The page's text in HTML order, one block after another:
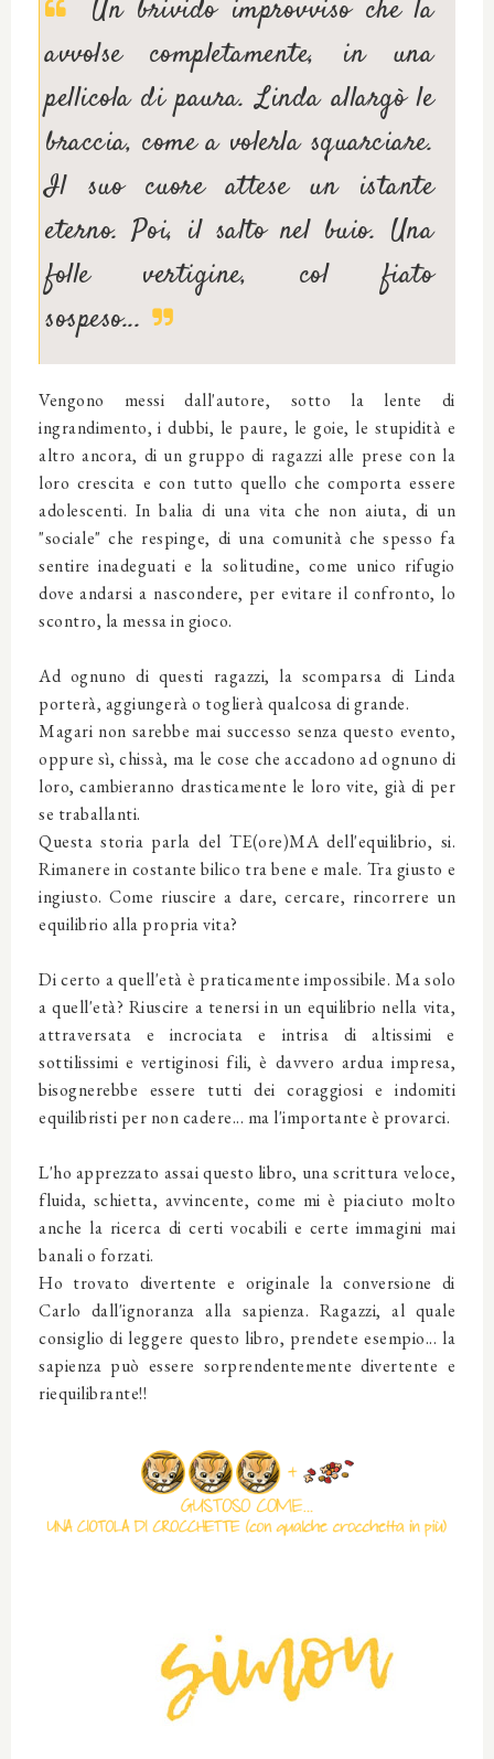
Un brivido improvviso che la
avvolse completamente, in una
pellicola di paura. Linda allargò le
braccia, come a volerla squarciare.
Il suo cuore attese un istante
eterno. Poi, il salto nel buio. Una
folle vertigine, col fiato
sospeso...
Vengono messi dall'autore, sotto la lente di
ingrandimento, i dubbi, le paure, le goie, le stupidità e
altro ancora, di un gruppo di ragazzi alle prese con la
loro crescita e con tutto quello che comporta essere
adolescenti. In balia di una vita che non aiuta, di un
"sociale" che respinge, di una comunità che spesso fa
sentire inadeguati e la solitudine, come unico rifugio
dove andarsi a nascondere, per evitare il confronto, lo
scontro, la messa in gioco.
Ad ognuno di questi ragazzi, la scomparsa di Linda
porterà, aggiungerà o toglierà qualcosa di grande.
Magari non sarebbe mai successo senza questo evento,
oppure sì, chissà, ma le cose che accadono ad ognuno di
loro, cambieranno drasticamente le loro vite, già di per
se traballanti.
Questa storia parla del TE(ore)MA dell'equilibrio, si.
Rimanere in costante bilico tra bene e male. Tra giusto e
ingiusto. Come riuscire a dare, cercare, rincorrere un
equilibrio alla propria vita?
Di certo a quell'età è praticamente impossibile. Ma solo
a quell'età? Riuscire a tenersi in un equilibrio nella vita,
attraversata e incrociata e intrisa di altissimi e
sottilissimi e vertiginosi fili, è davvero ardua impresa,
bisognerebbe essere tutti dei coraggiosi e indomiti
equilibristi per non cadere... ma l'importante è provarci.
L'ho apprezzato assai questo libro, una scrittura veloce,
fluida, schietta, avvincente, come mi è piaciuto molto
anche la ricerca di certi vocabili e certe immagini mai
banali o forzati.
Ho trovato divertente e originale la conversione di
Carlo dall'ignoranza alla sapienza. Ragazzi, al quale
consiglio di leggere questo libro, prendete esempio... la
sapienza può essere sorprendentemente divertente e
riequilibrante!!